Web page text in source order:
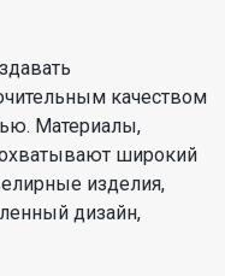
качеством
Материалы,
широкий
изделия,
дизайн,